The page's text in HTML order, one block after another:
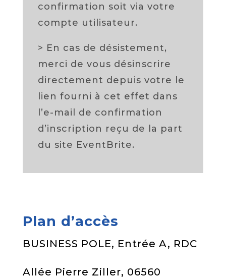
confirmation soit via votre
compte utilisateur.
> En cas de désistement,
merci de vous désinscrire
directement depuis votre le
lien fourni à cet effet dans
l’e-mail de confirmation
d’inscription reçu de la part
du site EventBrite.
Plan d’accès
BUSINESS POLE, Entrée A, RDC
Allée Pierre Ziller, 06560